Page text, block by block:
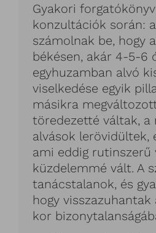
Gyakori
konzultációk során:
számolnak be, hogy
békésen, akár 4-5-6
egyhuzamban alvó
viselkedése egyik
másikra
töredezetté váltak, a
alvások lerövidültek,
ami eddig
küzdelemmé vált. A
tanácstalanok, és
hogy
kor